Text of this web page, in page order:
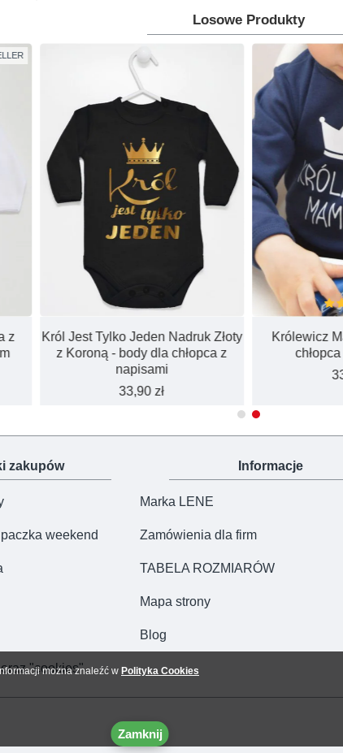
Losowe Produkty
z
Król Jest Tylko Jeden Nadruk Złoty
z Koroną - body dla chłopca z
napisami
33,90 zł
Królewicz
zakupów
weekend
"cookies"
Informacje
Marka LENE
Zamówienia dla firm
TABELA ROZMIARÓW
Mapa strony
Blog
Zamknij
można znaleźć w Polityka Cookies